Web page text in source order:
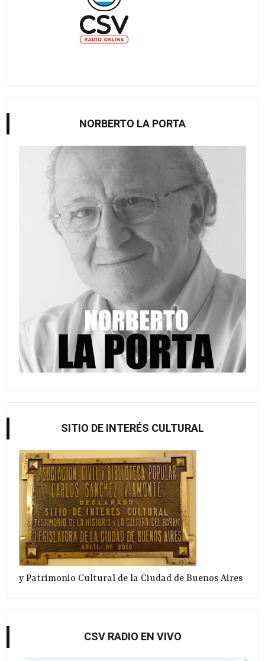
NORBERTO LA PORTA
SITIO DE INTERÉS CULTURAL
y Patrimonio Cultural de la Ciudad de Buenos Aires
CSV RADIO EN VIVO